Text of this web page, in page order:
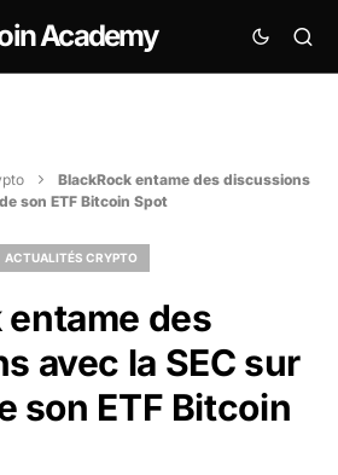
Academy
BlackRock entame des discussions
son ETF Bitcoin Spot
ACTUALITÉS CRYPTO
entame des
avec la SEC sur
son ETF Bitcoin